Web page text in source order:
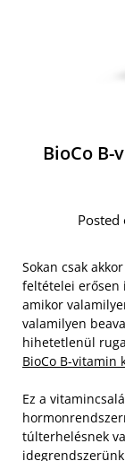
BioCo
Sokan csak
feltételei erősen
amikor
valamilyen
hihetetlenül
BioCo B-vitamin
Ez a
túlterhelésnek